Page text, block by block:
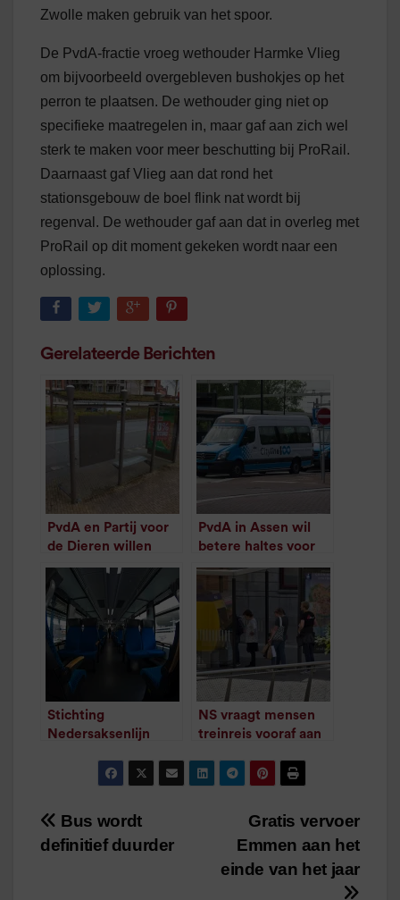
Zwolle maken gebruik van het spoor.
De PvdA-fractie vroeg wethouder Harmke Vlieg
om bijvoorbeeld overgebleven bushokjes op het
perron te plaatsen. De wethouder ging niet op
specifieke maatregelen in, maar gaf aan zich wel
sterk te maken voor meer beschutting bij ProRail.
Daarnaast gaf Vlieg aan dat rond het
stationsgebouw de boel flink nat wordt bij
regenval. De wethouder gaf aan dat in overleg met
ProRail op dit moment gekeken wordt naar een
oplossing.
Gerelateerde Berichten
PvdA en Partij voor
de Dieren willen
meer groene
abridaken in de stad
/1minuut leestijd
PvdA in Assen wil
betere haltes voor
Cityline
minuut leestijd
Stichting
Nedersaksenlijn
komst verbinding
minuut leestijd
NS vraagt mensen
treinreis vooraf aan
/ minuut leestijd
Bericht
Gratis vervoer
Emmen aan het
einde van het jaar
Bus wordt
definitief duurder